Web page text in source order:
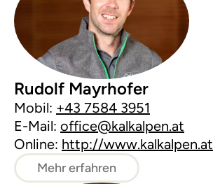
Rudolf Mayrhofer
Mobil: +43 7584 3951
E-Mail: office@kalkalpen.at
Online: http://www.kalkalpen.at
Mehr erfahren